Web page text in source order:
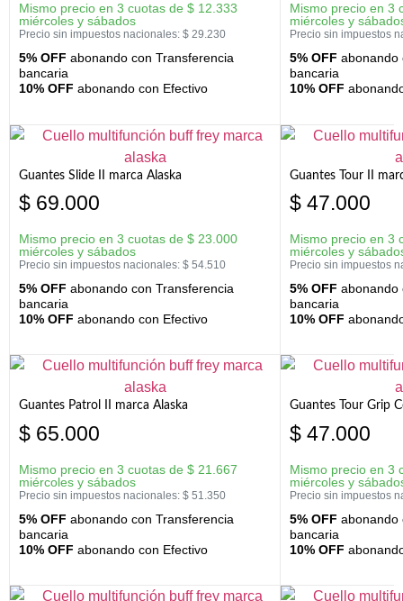
Mismo precio en 3 cuotas de $ 12.333
miércoles y sábados
Precio sin impuestos nacionales: $ 29.230
5% OFF abonando con Transferencia
bancaria
10% OFF abonando con Efectivo
Mismo precio en 3
miércoles y
Precio sin impuestos
5% OFF abonando
bancaria
10% OFF
Guantes Slide II marca Alaska
$ 69.000
Mismo precio en 3 cuotas de $ 23.000
miércoles y sábados
Precio sin impuestos nacionales: $ 54.510
5% OFF abonando con Transferencia
bancaria
10% OFF abonando con Efectivo
Guantes Tour II
$ 47.000
Mismo precio en 3
miércoles y
Precio sin impuestos
5% OFF abonando
bancaria
10% OFF
Guantes Patrol II marca Alaska
$ 65.000
Mismo precio en 3 cuotas de $ 21.667
miércoles y sábados
Precio sin impuestos nacionales: $ 51.350
5% OFF abonando con Transferencia
bancaria
10% OFF abonando con Efectivo
Guantes Tour Grip
$ 47.000
Mismo precio en 3
miércoles y
Precio sin impuestos
5% OFF abonando
bancaria
10% OFF